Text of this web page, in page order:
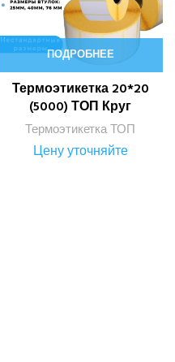
ПОДРОБНЕЕ
Термоэтикетка 20*20
(5000) ТОП Круг
Термоэтикетка ТОП
Цену уточняйте